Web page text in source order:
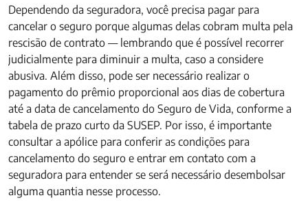
Dependendo da seguradora, você precisa pagar para
cancelar o seguro porque algumas delas cobram multa pela
rescisão de contrato — lembrando que é possível recorrer
judicialmente para diminuir a multa, caso a considere
abusiva. Além disso, pode ser necessário realizar o
pagamento do prêmio proporcional aos dias de cobertura
até a data de cancelamento do Seguro de Vida, conforme a
tabela de prazo curto da SUSEP. Por isso, é importante
consultar a apólice para conferir as condições para
cancelamento do seguro e entrar em contato com a
seguradora para entender se será necessário desembolsar
alguma quantia nesse processo.